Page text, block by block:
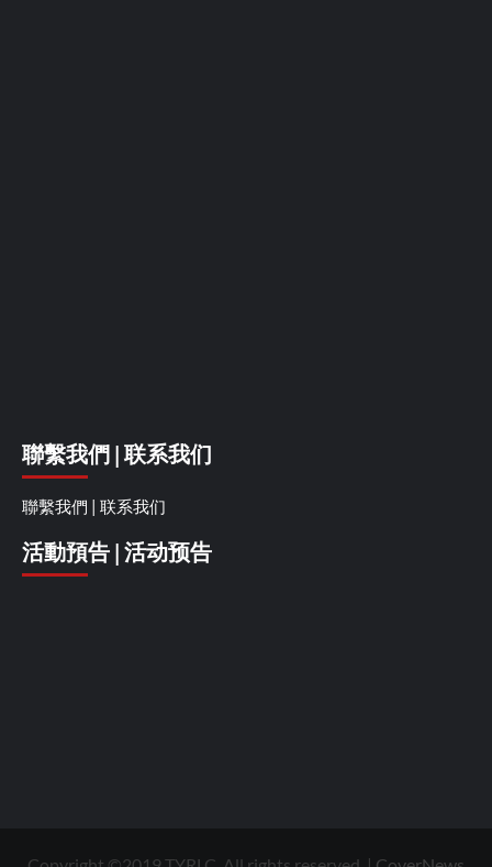
聯繫我們 | 联系我们
聯繫我們 | 联系我们
活動預告 | 活动预告